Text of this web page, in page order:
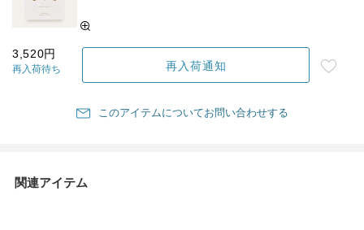
3,520円
再入荷待ち 再入荷通知
このアイテムについてお問い合わせする
関連アイテム